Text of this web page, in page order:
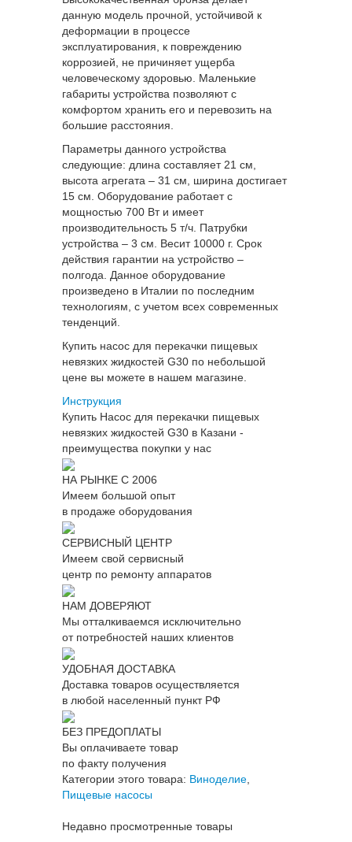
данную модель прочной, устойчивой к
деформации в процессе
эксплуатирования, к повреждению
коррозией, не причиняет ущерба
человеческому здоровью. Маленькие
габариты устройства позволяют с
комфортом хранить его и перевозить на
большие расстояния.
Параметры данного устройства
следующие: длина составляет 21 см,
высота агрегата – 31 см, ширина достигает
15 см. Оборудование работает с
мощностью 700 Вт и имеет
производительность 5 т/ч. Патрубки
устройства – 3 см. Весит 10000 г. Срок
действия гарантии на устройство –
полгода. Данное оборудование
произведено в Италии по последним
технологиям, с учетом всех современных
тенденций.
Купить насос для перекачки пищевых
невязких жидкостей G30 по небольшой
цене вы можете в нашем магазине.
Инструкция
Купить Насос для перекачки пищевых
невязких жидкостей G30 в Казани -
преимущества покупки у нас
НА РЫНКЕ С 2006
Имеем большой опыт
в продаже оборудования
СЕРВИСНЫЙ ЦЕНТР
Имеем свой сервисный
центр по ремонту аппаратов
НАМ ДОВЕРЯЮТ
Мы отталкиваемся исключительно
от потребностей наших клиентов
УДОБНАЯ ДОСТАВКА
Доставка товаров осуществляется
в любой населенный пункт РФ
БЕЗ ПРЕДОПЛАТЫ
Вы оплачиваете товар
по факту получения
Категории этого товара: Виноделие
Пищевые насосы
Недавно просмотренные товары